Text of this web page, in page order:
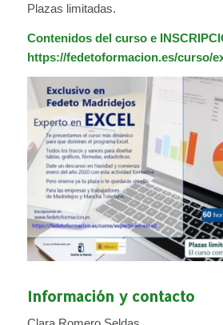
Plazas limitadas.
Contenidos del curso e
https://fedetoformacion.es/curso/
Información y contacto